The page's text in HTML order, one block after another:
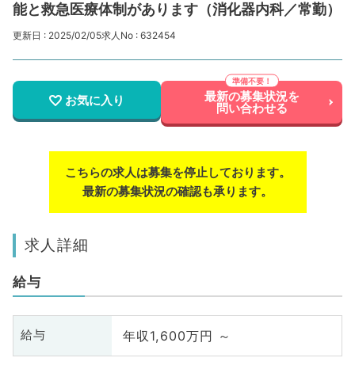
能と救急医療体制があります（消化器内科／常勤）
更新日 : 2025/02/05求人No : 632454
お気に入り 最新の募集状況を
問い合わせる
こちらの求人は募集を停止しております。
最新の募集状況の確認も承ります。
求人詳細
給与
給与 年収1,600万円 ～